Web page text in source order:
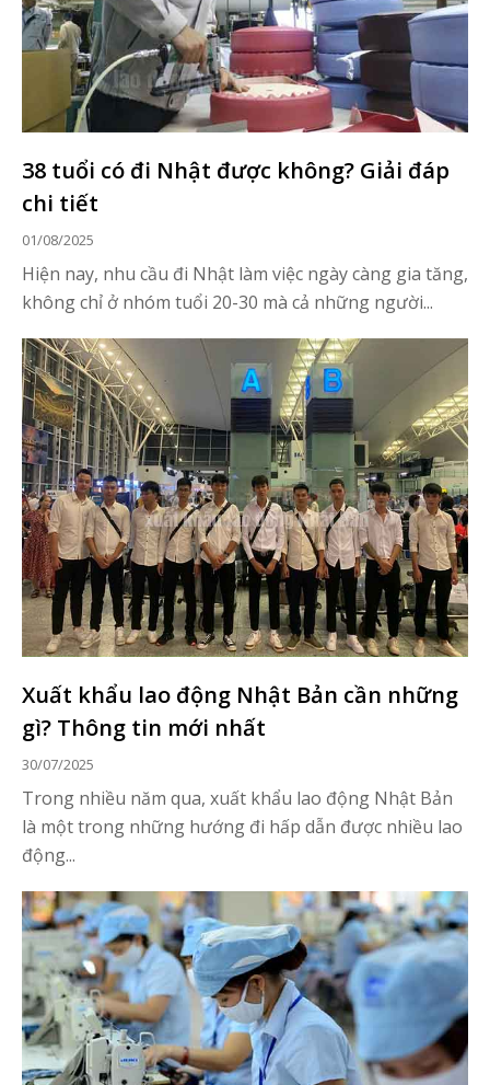
38 tuổi có đi Nhật được không? Giải đáp
chi tiết
01/08/2025
Hiện nay, nhu cầu đi Nhật làm việc ngày càng gia tăng,
không chỉ ở nhóm tuổi 20-30 mà cả những người...
Xuất khẩu lao động Nhật Bản cần những
gì? Thông tin mới nhất
30/07/2025
Trong nhiều năm qua, xuất khẩu lao động Nhật Bản
là một trong những hướng đi hấp dẫn được nhiều lao
động...